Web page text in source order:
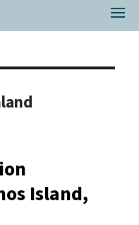
Island,